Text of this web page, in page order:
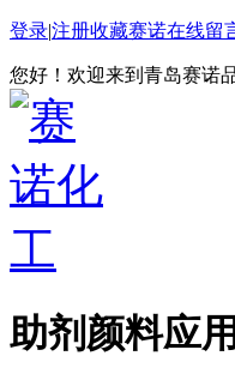
登录|注册收藏赛诺在线留
您好！欢迎来到青岛赛诺
助剂颜料应